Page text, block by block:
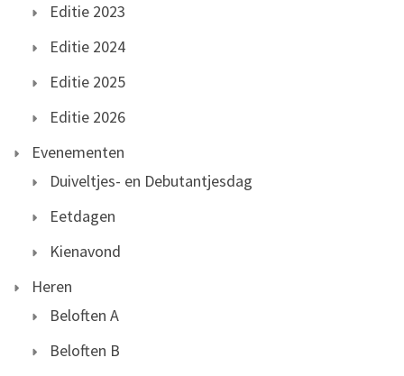
Editie 2023
Editie 2024
Editie 2025
Editie 2026
Evenementen
Duiveltjes- en Debutantjesdag
Eetdagen
Kienavond
Heren
Beloften A
Beloften B